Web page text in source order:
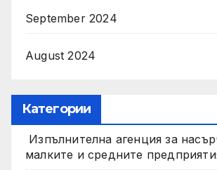
September 2024
August 2024
Категории
Изпълнителна агенция за
малките и средните